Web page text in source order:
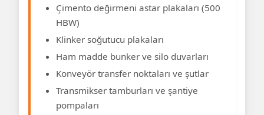
Çimento değirmeni astar plakaları (500
HBW)
Klinker soğutucu plakaları
Ham madde bunker ve silo duvarları
Konveyör transfer noktaları ve şutlar
Transmikser tamburları ve şantiye
pompaları